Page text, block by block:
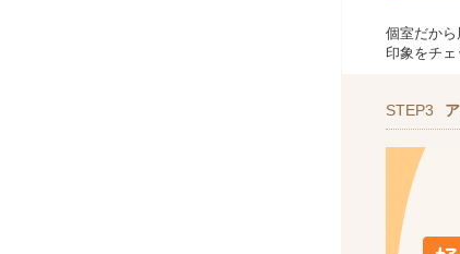
個室だから
印象をチェ
STEP3